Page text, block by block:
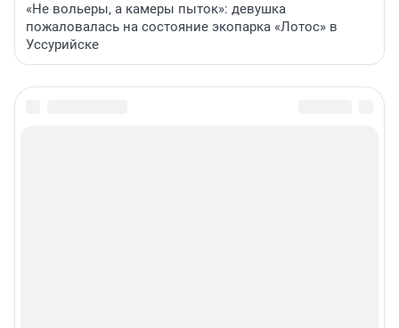
«Не вольеры, а камеры пыток»: девушка
пожаловалась на состояние экопарка «Лотос» в
Уссурийске